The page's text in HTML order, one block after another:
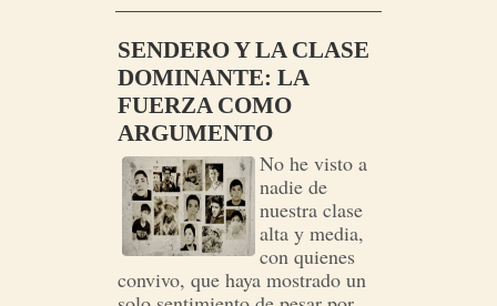
SENDERO Y LA CLASE
DOMINANTE: LA
FUERZA COMO
ARGUMENTO
No he visto a
nadie de
nuestra clase
alta y media,
con quienes
convivo, que haya mostrado un